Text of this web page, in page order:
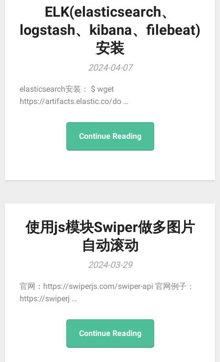
ELK(elasticsearch、
logstash、kibana、filebeat)
安装
2024-04-07
elasticsearch安装： $ wget
https://artifacts.elastic.co/do …
Continue Reading
使用js模块Swiper做多图片
自动滚动
2024-03-29
官网：https://swiperjs.com/swiper-api 官网例子：
https://swiperj …
Continue Reading